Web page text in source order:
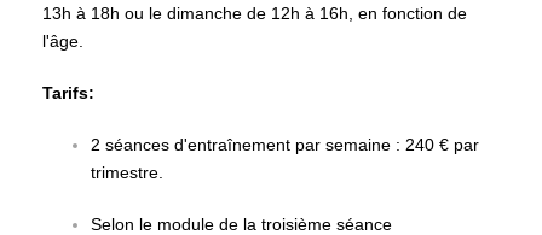
13h à 18h ou le dimanche de 12h à 16h, en fonction de
l'âge.
Tarifs:
2 séances d'entraînement par semaine : 240 € par
trimestre.
Selon le module de la troisième séance